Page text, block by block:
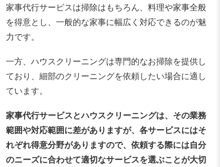
家事代行サービスは掃除はもちろん、料理や家事全般
を得意とし、一般的な家事に幅広く対応できるのが魅
力です。
一方、ハウスクリーニングは専門的なお掃除を提供し
ており、細部のクリーニングを依頼したい場合に適し
ています。
家事代行サービスとハウスクリーニングは、その業務
範囲や対応範囲に差がありますが、各サービスにはそ
れぞれ得意分野がありますので、依頼する際には自分
のニーズに合わせて適切なサービスを選ぶことが大切